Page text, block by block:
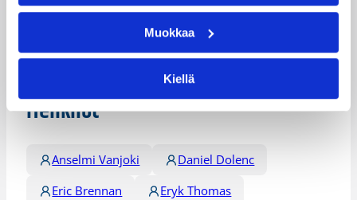
Muokkaa
Kiellä
Lisätietoja:Miesten Suomen cup
Päivitetty08.02.2013
Henkilöt
Anselmi Vanjoki
Daniel Dolenc
Eric Brennan
Eryk Thomas